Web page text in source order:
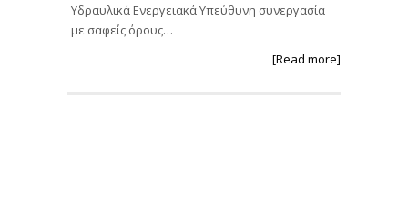
Υδραυλικά Ενεργειακά Υπεύθυνη συνεργασία
με σαφείς όρους…
[Read more]